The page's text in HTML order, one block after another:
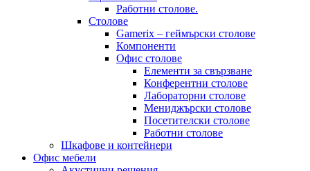
Работни столове.
Столове
Gamerix – геймърски столове
Компоненти
Офис столове
Елементи за свързване
Конферентни столове
Лабораторни столове
Мениджърски столове
Посетителски столове
Работни столове
Шкафове и контейнери
Офис мебели